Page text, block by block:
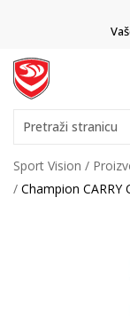
Pretraži stranicu
Sport Vision
Champion CARRY